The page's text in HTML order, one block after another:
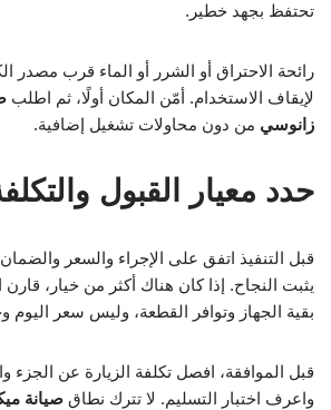
تحتفظ بجهد خطير.
رائحة الاحتراق أو الشرر أو الماء قرب مصدر
لإيقاف الاستخدام. أمّن المكان أولًا، ثم اطلب
زانوسي من دون محاولات تشغيل إضافية.
حدد معيار القبول
قبل التنفيذ اتفق على الإجراء والسعر
يثبت النجاح. إذا كان هناك أكثر من خيار، قارن
بقية الجهاز وتوافر القطعة، وليس سعر اليوم
قبل الموافقة، افصل تكلفة الزيارة عن الجزء
واعرف اختبار التسليم. لا تترك نطاق صيانة